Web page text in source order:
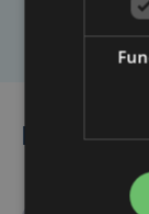
Lees ook